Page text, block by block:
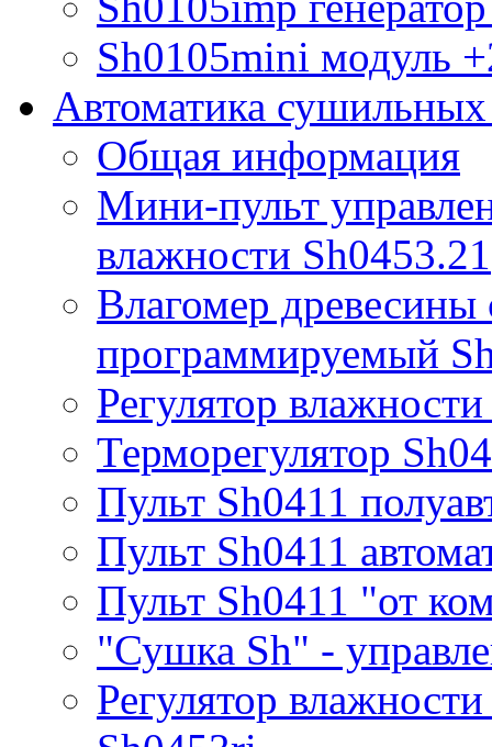
Sh0105mini модуль
Автоматика
Общая информация
Мини-пульт
влажности Sh0453.21
Влагомер древесины
программируемый
Регулятор
Терморегулятор
Пульт Sh0411
Пульт Sh0411
Пульт Sh0411 "от
"Сушка Sh" -
Регулятор